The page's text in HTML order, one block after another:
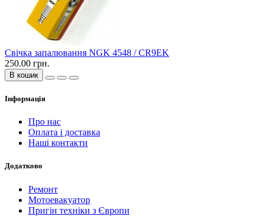
Свічка запалювання NGK 4548 / CR9EK
250.00 грн.
В кошик
Інформація
Про нас
Оплата і доставка
Наші контакти
Додатково
Ремонт
Мотоевакуатор
Пригін техніки з Європи